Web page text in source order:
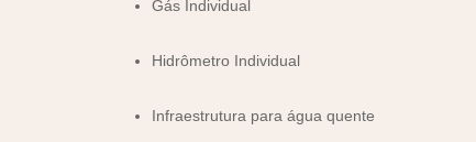
Gás Individual
Hidrômetro Individual
Infraestrutura para água quente